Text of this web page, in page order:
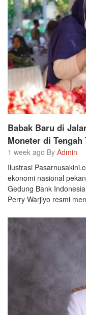
Babak Baru di
Moneter di Tengah
1 week ago By Admin
Ilustrasi
ekonomi nasional
Gedung Bank
Perry Warjiyo resmi